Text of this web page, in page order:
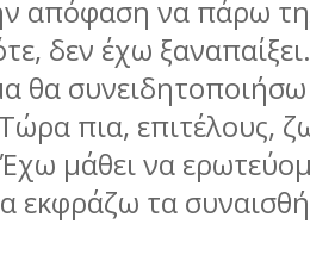
απόφαση να πάρω
δεν έχω
θα
πια, επιτέλους,
µάθει να
εκφράζω τα